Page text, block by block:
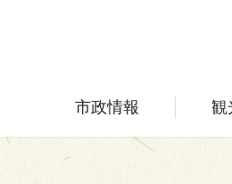
市政情報 観